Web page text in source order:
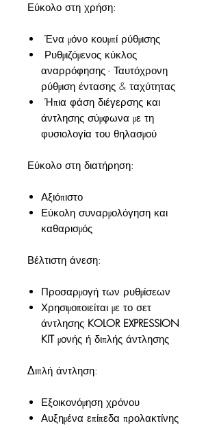
Εύκολο στη χρήση:
Ένα μόνο κουμπί ρύθμισης
Ρυθμιζόμενος κύκλος
αναρρόφησης - Ταυτόχρονη
ρύθμιση έντασης & ταχύτητας
Ήπια φάση διέγερσης και
άντλησης σύμφωνα με τη
φυσιολογία του θηλασμού
Εύκολο στη διατήρηση:
Αξιόπιστο
Εύκολη συναρμολόγηση και
καθαρισμός
Βέλτιστη άνεση:
Προσαρμογή των ρυθμίσεων
Χρησιμοποιείται με το σετ
άντλησης KOLOR EXPRESSION
KITμονής ή διπλής άντλησης
Διπλή άντληση:
Εξοικονόμηση χρόνου
Αυξημένα επίπεδα προλακτίνης